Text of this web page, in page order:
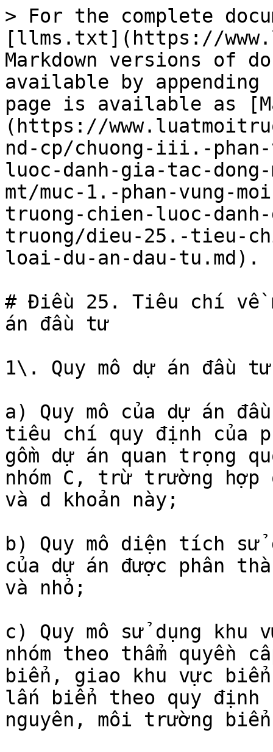
> For the complete
[llms.txt](https://
Markdown versions of
available by
page is available as
(https://
nd-cp/chuong-iii.-
luoc-danh-gia-tac-
mt/muc-1.-phan-vung-
truong-chien-luoc-
truong/dieu-25.-tieu-
loai-du-an-dau-tu.md).
# Điều 25. Tiêu chí về
án đầu tư
1\. Quy mô dự án đầu
a) Quy mô của dự án
tiêu chí quy định của
gồm dự án quan trọng
nhóm C, trừ trường
và d khoản này;
b) Quy mô diện tích sử
của dự án được phân
và nhỏ;
c) Quy mô sử dụng khu
nhóm theo thẩm quyền
biển, giao khu vực
lấn biển theo quy
nguyên, môi trường